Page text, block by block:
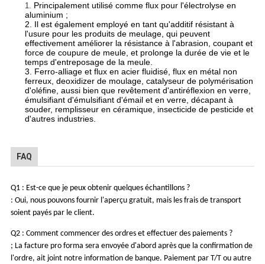
1. Principalement utilisé comme flux pour l'électrolyse en
aluminium ;
2. Il est également employé en tant qu'additif résistant à
l'usure pour les produits de meulage, qui peuvent
effectivement améliorer la résistance à l'abrasion, coupant et
force de coupure de meule, et prolonge la durée de vie et le
temps d'entreposage de la meule.
3. Ferro-alliage et flux en acier fluidisé, flux en métal non
ferreux, deoxidizer de moulage, catalyseur de polymérisation
d'oléfine, aussi bien que revêtement d'antiréflexion en verre,
émulsifiant d'émulsifiant d'émail et en verre, décapant à
souder, remplisseur en céramique, insecticide de pesticide et
d'autres industries.
FAQ
Q1 : Est-ce que je peux obtenir quelques échantillons ?
: Oui, nous pouvons fournir l'aperçu gratuit, mais les frais de transport
soient payés par le client.
Q2 : Comment commencer des ordres et effectuer des paiements ?
; La facture pro forma sera envoyée d'abord après que la confirmation de
l'ordre, ait joint notre information de banque. Paiement par T/T ou autre